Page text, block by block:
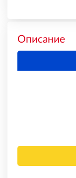
Описание